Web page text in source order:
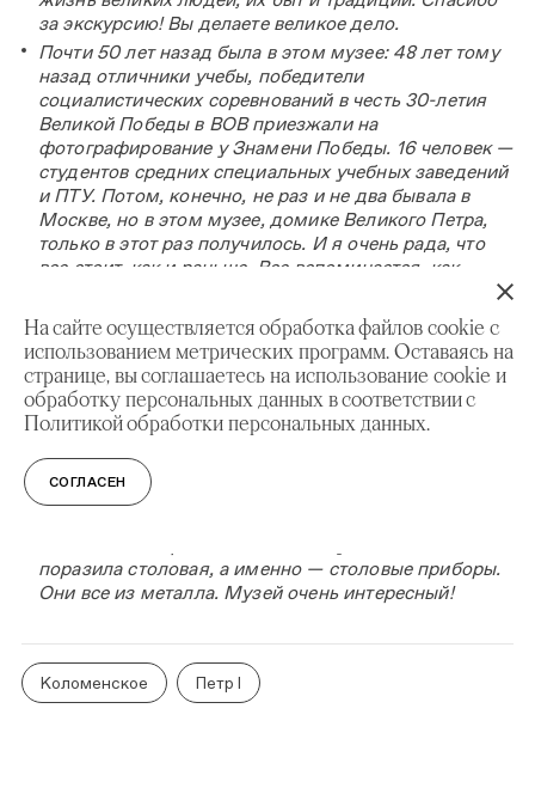
На сайте осуществляется обработка файлов cookie с
использованием метрических программ. Оставаясь на
странице, вы соглашаетесь на использование cookie и
обработку персональных данных в соответствии с
Политикой обработки персональных данных.
СОГЛАСЕН
за экскурсию! Вы делаете великое дело.
Почти 50 лет назад была в этом музее: 48 лет тому
назад отличники учебы, победители
социалистических соревнований в честь 30-летия
Великой Победы в ВОВ приезжали на
фотографирование у Знамени Победы. 16 человек —
студентов средних специальных учебных заведений
и ПТУ. Потом, конечно, не раз и не два бывала в
Москве, но в этом музее, домике Великого Петра,
только в этот раз получилось. И я очень рада, что
все стоит, как и раньше. Все вспоминается, как
вчера. Все так и дышит историей, великими делами
Великого Петра! Сохранность великолепна! Спасибо
вам, всем сотрудникам музея, за ваше старание,
любовь к истории! С наилучшими пожеланиями,
руководитель группы из Республики Саха (Якутия).
Домик Петра I нам понравился, отдельная
благодарность за познавательные тексты — можно
прийти без экскурсовода и уйти со знаниями!
Я очень рада, что смогла сюда попасть. Это была
поразила столовая, а именно — столовые приборы.
Они все из металла. Музей очень интересный!
Коломенское Петр I